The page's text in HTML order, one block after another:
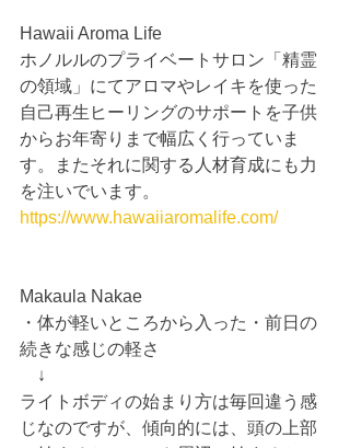
Hawaii Aroma Life
ホノルルのプライベートサロン「精霊
の領域」にてアロマやレイキを使った
自己再生ヒーリングのサポートを子供
からお年寄りまで幅広く行っていま
す。またそれに関する人材育成にも力
を注いでいます。
https://www.hawaiiaromalife.com/
Makaula Nakae
・体が軽いところから入った・前日の
続きな感じの軽さ
↓
ライトボディの始まり方は毎回違う感
じなのですが、傾向的には、頭の上部